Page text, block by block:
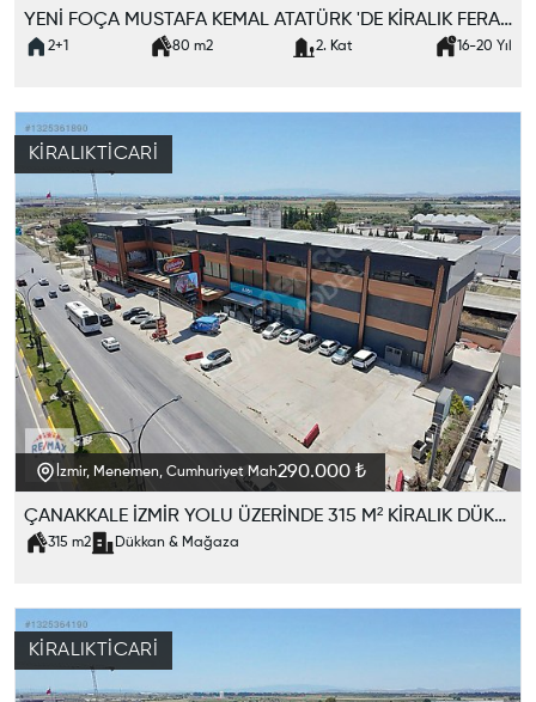
YENİ FOÇA MUSTAFA KEMAL ATATÜRK 'DE KİRALIK FERAH 2+1 DAİRE
2+1 80 m2 2. Kat 16-20 Yıl
İzmir, Menemen, Cumhuriyet Mah290.000 ₺
ÇANAKKALE İZMİR YOLU ÜZERİNDE 315 M² KİRALIK DÜKKAN
315 m2 Dükkan & Mağaza
KIRALIK TICARI
KIRALIKTICARI